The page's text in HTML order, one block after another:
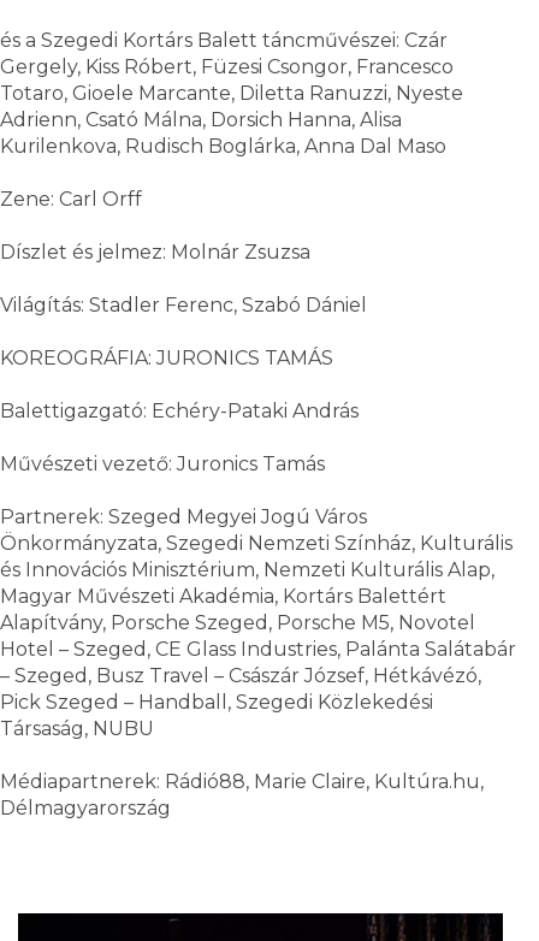
és a Szegedi Kortárs Balett táncművészei: Czár
Gergely, Kiss Róbert, Füzesi Csongor, Francesco
Totaro, Gioele Marcante, Diletta Ranuzzi, Nyeste
Adrienn, Csató Málna, Dorsich Hanna, Alisa
Kurilenkova, Rudisch Boglárka, Anna Dal Maso
Zene: Carl Orff
Díszlet és jelmez: Molnár Zsuzsa
Világítás: Stadler Ferenc, Szabó Dániel
KOREOGRÁFIA: JURONICS TAMÁS
Balettigazgató: Echéry-Pataki András
Művészeti vezető: Juronics Tamás
Partnerek: Szeged Megyei Jogú Város
Önkormányzata, Szegedi Nemzeti Színház, Kulturális
és Innovációs Minisztérium, Nemzeti Kulturális Alap,
Magyar Művészeti Akadémia, Kortárs Balettért
Alapítvány, Porsche Szeged, Porsche M5, Novotel
Hotel – Szeged, CE Glass Industries, Palánta Salátabár
– Szeged, Busz Travel – Császár József, Hétkávézó,
Pick Szeged – Handball, Szegedi Közlekedési
Társaság, NUBU
Médiapartnerek: Rádió88, Marie Claire, Kultúra.hu,
Délmagyarország